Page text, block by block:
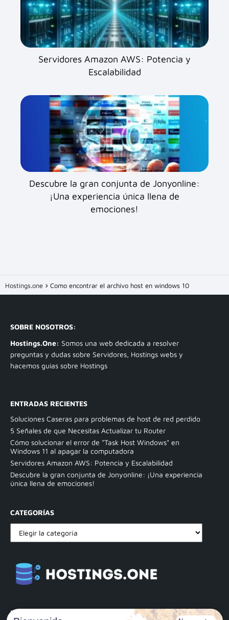
Servidores Amazon AWS: Potencia y
Escalabilidad
Descubre la gran conjunta de Jonyonline:
¡Una experiencia única llena de
emociones!
Hostings.one Como encontrar el archivo host en windows 10
SOBRE NOSOTROS:
Hostings.One: Somos una web dedicada a resolver
preguntas y dudas sobre Servidores, Hostings webs y
hacemos guias sobre Hostings
ENTRADAS RECIENTES
Soluciones Caseras para problemas de host de red perdido
5 Señales de que Necesitas Actualizar tu Router
Cómo solucionar el error de "Task Host Windows" en
Windows 11 al apagar la computadora
Servidores Amazon AWS: Potencia y Escalabilidad
Descubre la gran conjunta de Jonyonline: ¡Una experiencia
única llena de emociones!
CATEGORÍAS
PAGINAS LEGALES: